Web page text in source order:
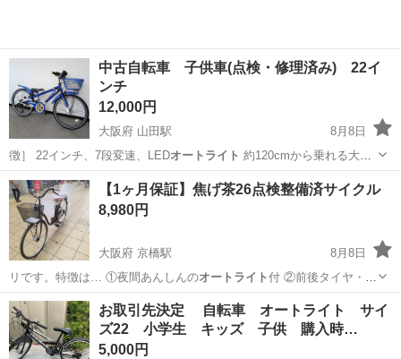
中古自転車 子供車(点検・修理済み) 22イ
ンチ
12,000円
大阪府 山田駅
8月8日
徴］ 22インチ、7段変速、LEDオートライト 約120cmから乗れる大き
さです…
大阪 吹田市 山田駅 その他
【1ヶ月保証】焦げ茶26点検整備済サイクル
8,980円
大阪府 京橋駅
8月8日
リです。特徴は… ①夜間あんしんのオートライト付 ②前後タイヤ・チ
ューブ交換済 …
大阪 大阪市 京橋駅 その他 パパチャリ
お取引先決定 自転車 オートライト サイ
ズ22 小学生 キッズ 子供 購入時…
5,000円